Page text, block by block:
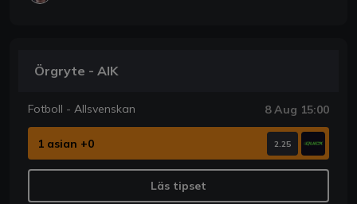
Örgryte - AIK
Fotboll - Allsvenskan 8 Aug 15:00
1 asian +0 2.25
Läs tipset